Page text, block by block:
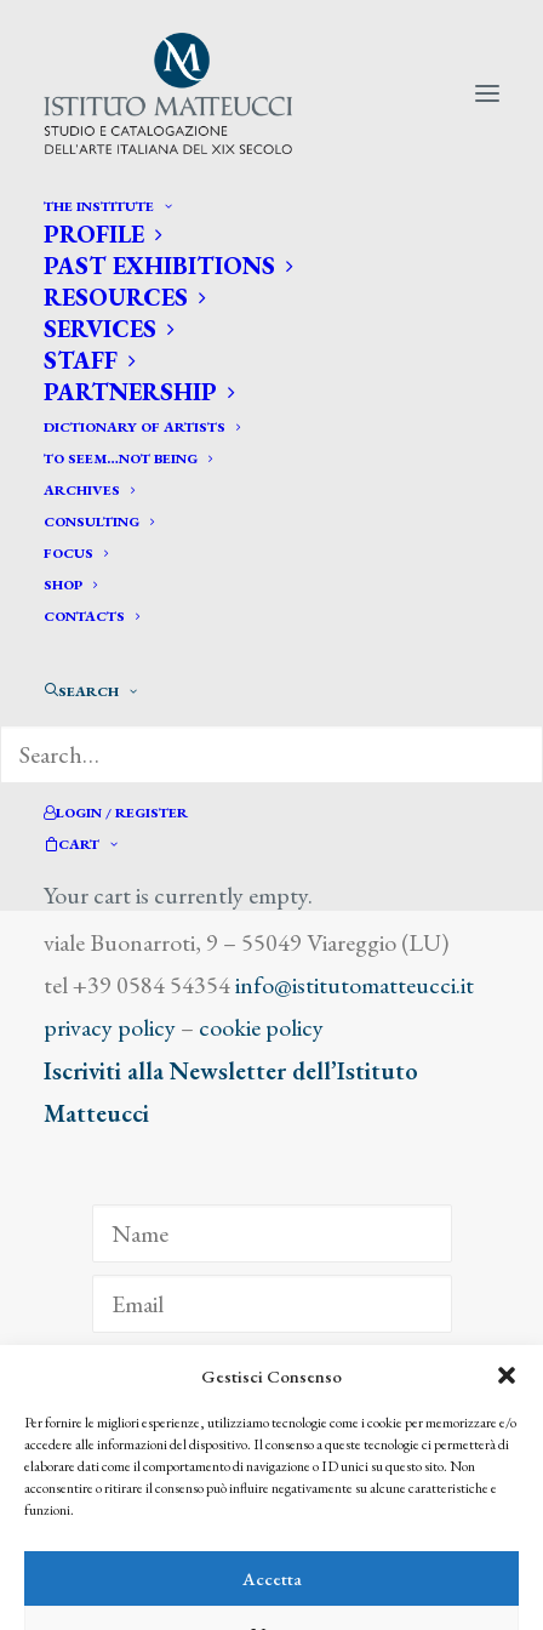
Gestisci Consenso
Per fornire le migliori esperienze, utilizziamo tecnologie come i cookie per memorizzare e/o
accedere alle informazioni del dispositivo. Il consenso a queste tecnologie ci permetterà di
elaborare dati come il comportamento di navigazione o ID unici su questo sito. Non
acconsentire o ritirare il consenso può influire negativamente su alcune caratteristiche e
funzioni.
Accetta
THE INSTITUTE
PROFILE
PAST EXHIBITIONS
RESOURCES
SERVICES
STAFF
PARTNERSHIP
DICTIONARY OF ARTISTS
TO SEEM…NOT BEING
ARCHIVES
CONSULTING
FOCUS
SHOP
CONTACTS
SEARCH
LOGIN / REGISTER
CART
Your cart is currently empty.
CERCA TRA GLI ARTISTI:
Search
for:
Lempereur F.
Istituto Matteucci
viale Buonarroti, 9 – 55049 Viareggio (LU)
tel +39 0584 54354info@istitutomatteucci.it
privacy policy– cookie policy
Iscriviti alla Newsletter dell’Istituto
Matteucci
ISCRIVITI
Facendo clic per iscriverti, riconosci che le tue informazioni saranno trattate
seguendo la nostra Privacy Policy
© 2025 Istituto Matteucci. All right reserved
l’autorizzazione scritta dei proprietari dei diritti e dell’Istituto Matteucci